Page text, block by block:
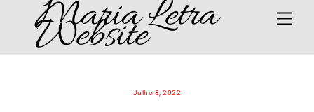
content
Maria Letra
Website
Julho 8, 2022